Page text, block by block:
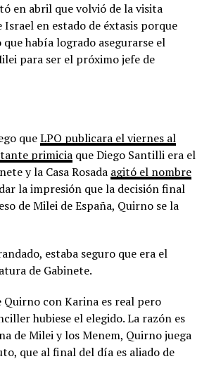
en abril que volvió de la visita
Israel en estado de éxtasis porque
había logrado asegurarse el
para ser el próximo jefe de
queLPO publicara el viernes al
primiciaque Diego Santilli era el
y la Casa Rosada agitó el nombre
la impresión que la decisión final
de Milei de España, Quirno se la
estaba seguro que era el
de Gabinete.
con Karina es real pero
hubiese el elegido. La razón es
de Milei y los Menem, Quirno juega
que al final del día es aliado de